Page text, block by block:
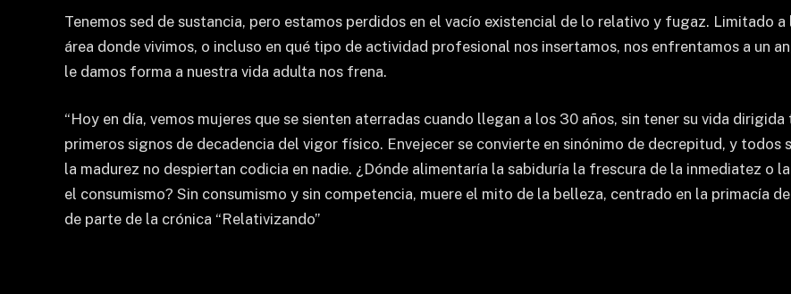
Tenemos sed de sustancia, pero estamos perdidos en el vacío existencial de lo relativo y fugaz. Limitado
área donde vivimos, o incluso en qué tipo de actividad profesional nos insertamos, nos enfrentamos a un
le damos forma a nuestra vida adulta nos frena.
“Hoy en día, vemos mujeres que se sienten aterradas cuando llegan a los 30 años, sin tener su vida
primeros signos de decadencia del vigor físico. Envejecer se convierte en sinónimo de decrepitud, y todos
la madurez no despiertan codicia en nadie. ¿Dónde alimentaría la sabiduría la frescura de la inmediatez o
el consumismo? Sin consumismo y sin competencia, muere el mito de la belleza, centrado en la primacía
de parte de la crónica “Relativizando”